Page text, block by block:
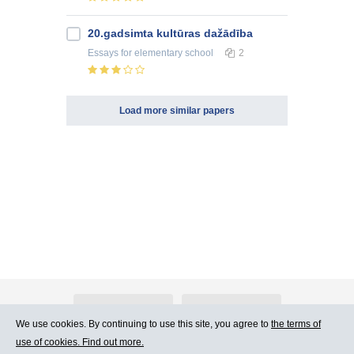
20.gadsimta kultūras dažādība
Essays for elementary school 2
Load more similar papers
We use cookies. By continuing to use this site, you agree to the terms of
use of cookies. Find out more.